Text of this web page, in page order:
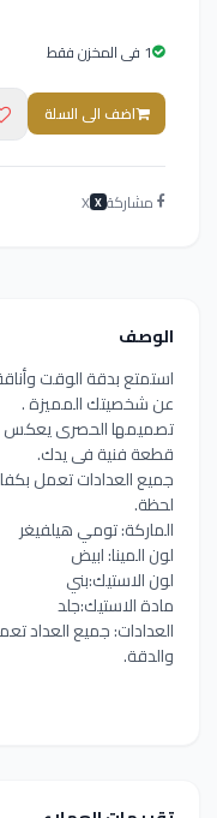
1 فى المخزن فقط
اضف الى السلة
مشاركة X
X
الوصف
استمتع بدقة الوقت
عن شخصيتك المميزة .
تصميمها الحصرى يعكس
قطعة فنية فى يدك.
جميع العدادات تعمل
لحظة.
الماركة: تومي هيلفيغر
لون المينا: ابيض
لون الاستيك:بني
مادة الاستيك:جلد
العدادات: جميع العداد
والدقة.